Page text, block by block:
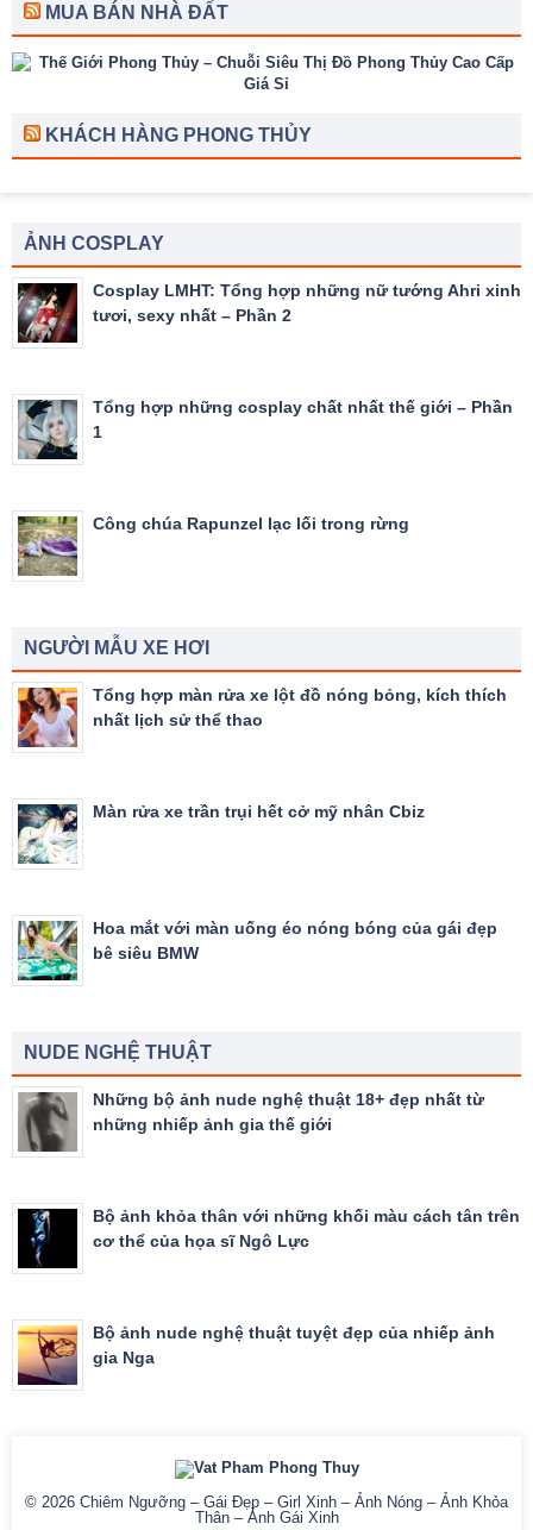
MUA BÁN NHÀ ĐẤT
KHÁCH HÀNG PHONG THỦY
ẢNH COSPLAY
Cosplay LMHT: Tổng hợp những nữ tướng Ahri xinh
tươi, sexy nhất – Phần 2
Tổng hợp những cosplay chất nhất thế giới – Phần
1
Công chúa Rapunzel lạc lối trong rừng
NGƯỜI MẪU XE HƠI
Tổng hợp màn rửa xe lột đồ nóng bỏng, kích thích
nhất lịch sử thể thao
Màn rửa xe trần trụi hết cở mỹ nhân Cbiz
Hoa mắt với màn uống éo nóng bóng của gái đẹp
bê siêu BMW
NUDE NGHỆ THUẬT
Những bộ ảnh nude nghệ thuật 18+ đẹp nhất từ
những nhiếp ảnh gia thế giới
Bộ ảnh khỏa thân với những khối màu cách tân trên
cơ thể của họa sĩ Ngô Lực
Bộ ảnh nude nghệ thuật tuyệt đẹp của nhiếp ảnh
gia Nga
© 2026 Chiêm Ngưỡng – Gái Đẹp – Girl Xinh – Ảnh Nóng – Ảnh Khỏa
Thân – Ảnh Gái Xinh